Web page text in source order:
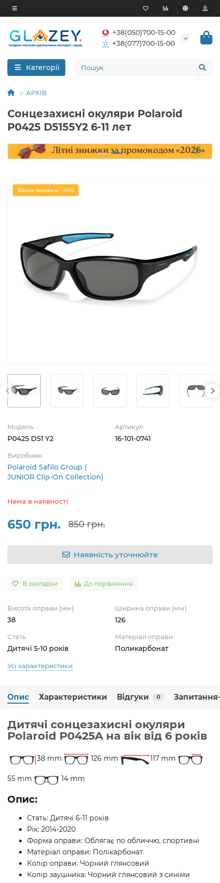
+38(050)700-15-00
+38(077)700-15-00
Категорії
АРХІВ
Сонцезахисні окуляри Polaroid
P0425 D5155Y2 6-11 лет
Ваша знижка: -24%
Модель
P0425 D51 Y2
Артикул
16-101-0741
Виробник
Polaroid Safilo Group (
JUNIOR Clip-On Collection)
Нема в наявності
650 грн. 850 грн.
Наявність уточнюйте
В закладки До порівняння
Висота оправи (мм)
38
Ширина оправи (мм)
126
Стать
Дитячі 5-10 років
Матеріал оправи
Поликарбонат
Усі характеристики
Опис Характеристики Відгуки 0
Дитячі сонцезахисні окуляри
Polaroid P0425A на вік від 6 років
38 mm 126 mm 117 mm
55 mm 14 mm
Опис:
Стать: Дитячі 6-11 років
Рік: 2014-2020
Форма оправи: Облягає по обличчю, спортивні
Матеріал оправи: Полікарбонат
Колір оправи: Чорний глянсовий
Колір заушника: Чорний глянсовий з синіми